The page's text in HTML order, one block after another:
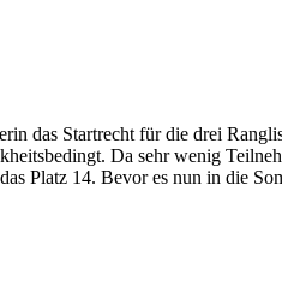
das Startrecht für die drei
Da sehr wenig
Platz 14. Bevor es nun in die